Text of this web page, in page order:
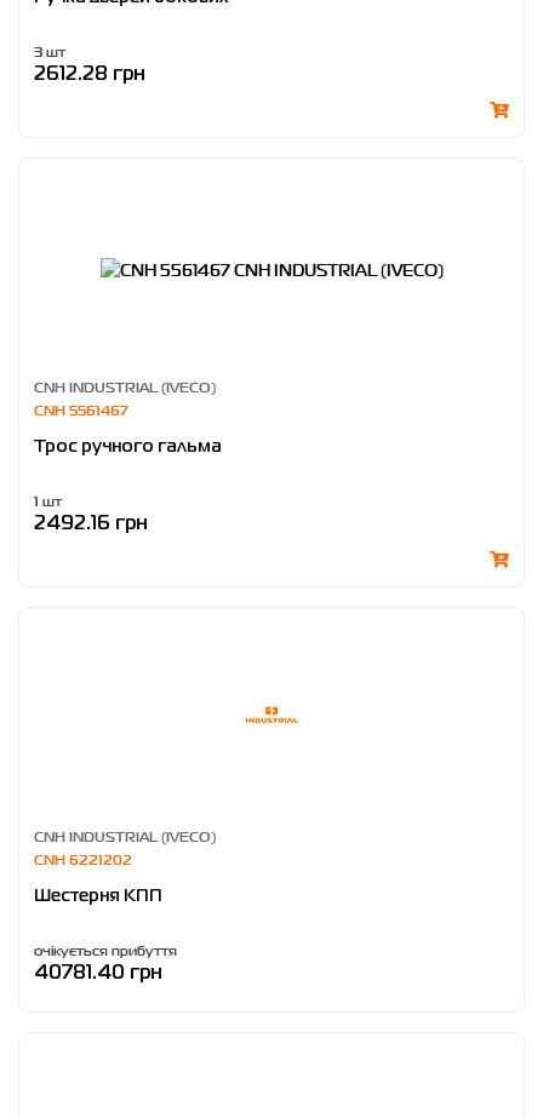
3 шт
2612.28 грн
CNH INDUSTRIAL (IVECO)
CNH 5561467
Трос ручного гальма
1 шт
2492.16 грн
CNH INDUSTRIAL (IVECO)
CNH 6221202
Шестерня КПП
очікується прибуття
40781.40 грн